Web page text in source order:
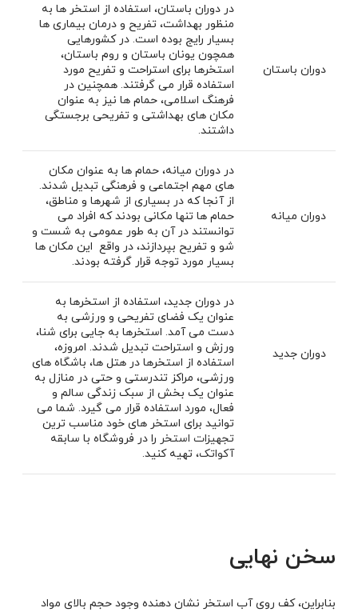
دوران باستان
در دوران باستان، استفاده از استخر ها به
منظور بهداشت، تفریح و درمان بیماری ها
بسیار رایج بوده است. در کشورهایی
همچون یونان باستان و روم باستان،
استخرها برای استراحت و تفریح مورد
استفاده قرار می گرفتند. همچنین در
فرهنگ اسلامی، حمام ها نیز به عنوان
مکان ‌های بهداشتی و تفریحی برجستگی
داشتند.
دوران میانه
در دوران میانه، حمام ها به عنوان مکان
های مهم اجتماعی و فرهنگی تبدیل شدند.
از آنجا که در بسیاری از شهرها و مناطق،
حمام ها تنها مکانی بودند که افراد می
توانستند در آن به طور عمومی به شست و
شو و تفریح بپردازند، در واقع این مکان ها
بسیار مورد توجه قرار گرفته بودند.
دوران جدید
در دوران جدید، استفاده از استخرها به
عنوان یک فضای تفریحی و ورزشی به
دست می آمد. استخرها به جایی برای شنا،
ورزش و استراحت تبدیل شدند. امروزه،
استفاده از استخرها در هتل ها، باشگاه های
ورزشی، مراکز تندرستی و حتی در منازل به
عنوان یک بخش از سبک زندگی سالم و
فعال، مورد استفاده قرار می گیرد. شما می
توانید برای استخر های خود مناسب ترین
تجهیزات استخر را در فروشگاه با سابقه
آکواتک، تهیه کنید.
سخن نهایی
بنابراین، کف روی آب استخر نشان ‌دهنده وجود حجم بالای مواد